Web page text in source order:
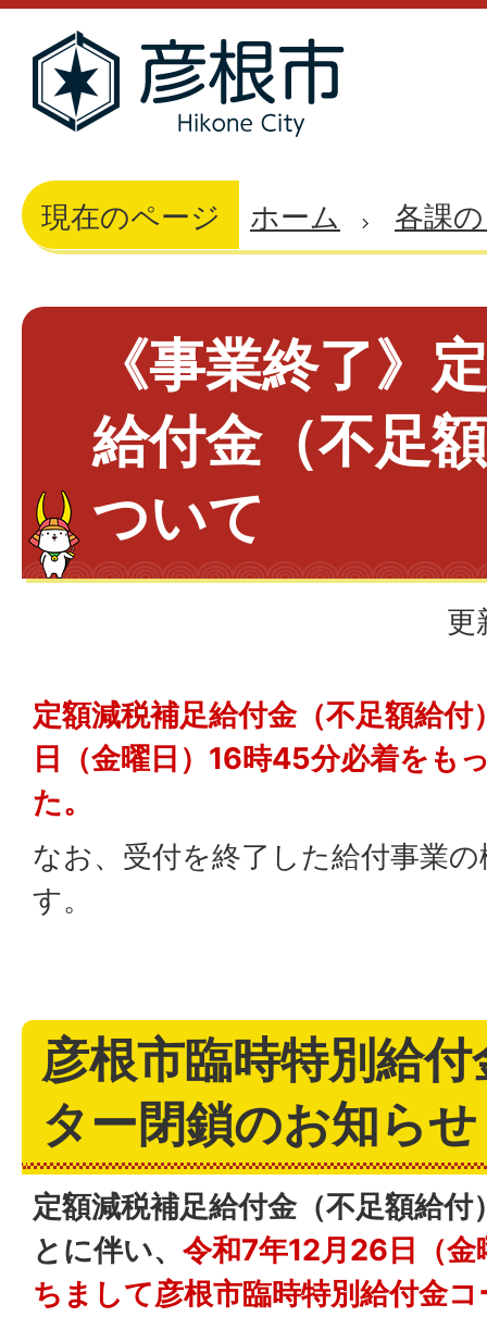
現在のページ ホーム 各課
《事業終了》
給付金（不足
ついて
更
定額減税補足給付金（不足額給
日（金曜日）16時45分必着をも
た。
なお、受付を終了した給付事業
す。
彦根市臨時特別給
ター閉鎖のお知らせ
定額減税補足給付金（不足額給
とに伴い、 令和7年12月26日（
ちまして彦根市臨時特別給付金